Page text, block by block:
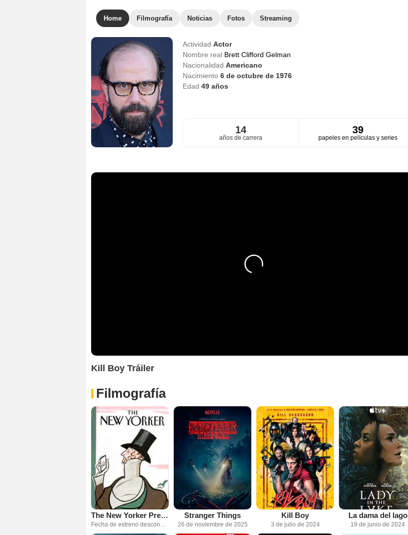
Home Filmografía Noticias Fotos Streaming
Actividad Actor
Nombre real Brett Clifford Gelman
Nacionalidad Americano
Nacimiento 6 de octubre de 1976
Edad 49años
14
años de carrera
39
papeles en películas y series
Kill Boy Tráiler
Filmografía
The New Yorker Presents
Fecha de estreno desconocida
Stranger Things
26 de noviembre de 2025
Kill Boy
3 de julio de 2024
La dama del lago
19 de junio de 2024